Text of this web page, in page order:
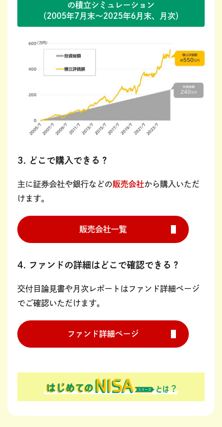
の積立シミュレーション
（2005年7月末～2025年6月末、月次）
3. どこで購入できる？
主に証券会社や銀行などの 販売会社から購入いただ
けます。
販売会社一覧
4. ファンドの詳細はどこで確認できる？
交付目論見書や月次レポートはファンド詳細ページ
でご確認いただけます。
ファンド詳細ページ